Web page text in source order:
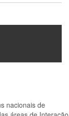
nacionais de